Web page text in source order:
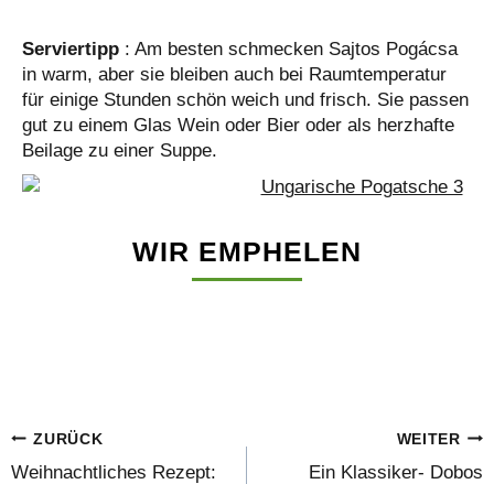
Serviertipp : Am besten schmecken Sajtos Pogácsa
in warm, aber sie bleiben auch bei Raumtemperatur
für einige Stunden schön weich und frisch. Sie passen
gut zu einem Glas Wein oder Bier oder als herzhafte
Beilage zu einer Suppe.
WIR EMPHELEN
BEITRAGSNAVIGATION
ZURÜCK
Weihnachtliches Rezept:
WEITER
Ein Klassiker- Dobos